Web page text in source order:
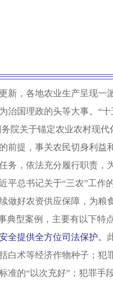
新，各地农业生产呈现一
治国理政的头等大事。 “
务院关于锚定农业农村现
前提，事关农民切身利益
务，依法充分履行职责，
平总书记关于“三农”工作
做好农资供应保障，为粮
典型案例，主要有以下特
全提供全方位司法保护。
白术等经济作物种子；犯
准的“以次充好”；犯罪手